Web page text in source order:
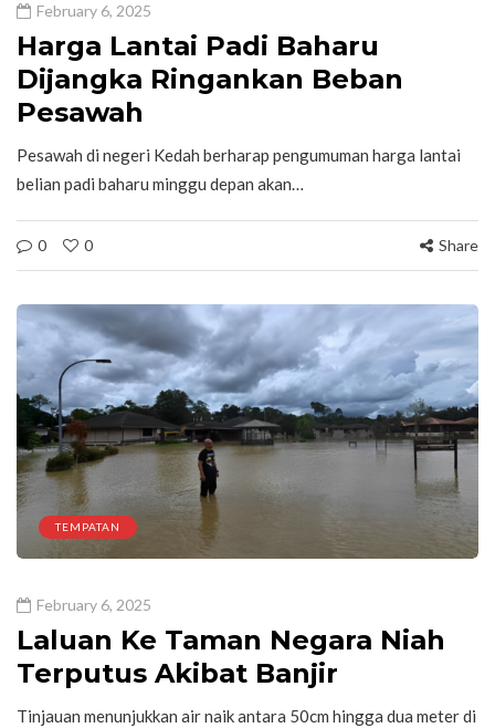
February 6, 2025
Harga Lantai Padi Baharu
Dijangka Ringankan Beban
Pesawah
Pesawah di negeri Kedah berharap pengumuman harga lantai
belian padi baharu minggu depan akan…
0 0 Share
TEMPATAN
February 6, 2025
Laluan Ke Taman Negara Niah
Terputus Akibat Banjir
Tinjauan menunjukkan air naik antara 50cm hingga dua meter di